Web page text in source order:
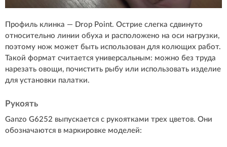
Профиль клинка — Drop Point. Острие слегка сдвинуто
относительно линии обуха и расположено на оси нагрузки,
поэтому нож может быть использован для колющих работ.
Такой формат считается универсальным: можно без труда
нарезать овощи, почистить рыбу или использовать изделие
для установки палатки.
Рукоять
Ganzo G6252 выпускается с рукоятками трех цветов. Они
обозначаются в маркировке моделей: